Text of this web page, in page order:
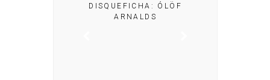
DISQUEFICHA: ÓLÖF
ARNALDS